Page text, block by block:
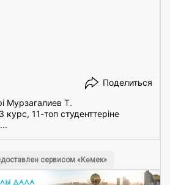
Поделиться
Мурзагалиев Т.
11-топ студенттеріне
сервисом «Көмек»